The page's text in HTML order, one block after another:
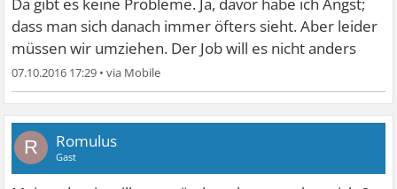
dass man sich danach immer öfters sieht. Aber leider
müssen wir umziehen. Der Job will es nicht anders
07.10.2016 17:29 •
R Romulus
Gast